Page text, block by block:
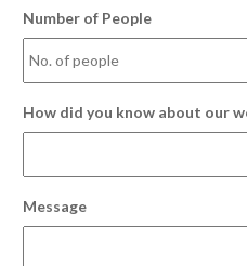
Number of People
How did you know about our
Message